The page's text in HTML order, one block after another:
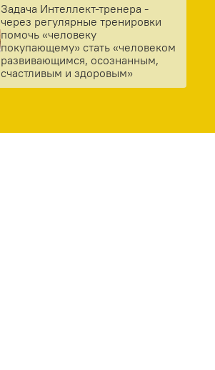
Задача Интеллект-тренера -
через регулярные тренировки
помочь «человеку
покупающему» стать «человеком
развивающимся, осознанным,
счастливым и здоровым»